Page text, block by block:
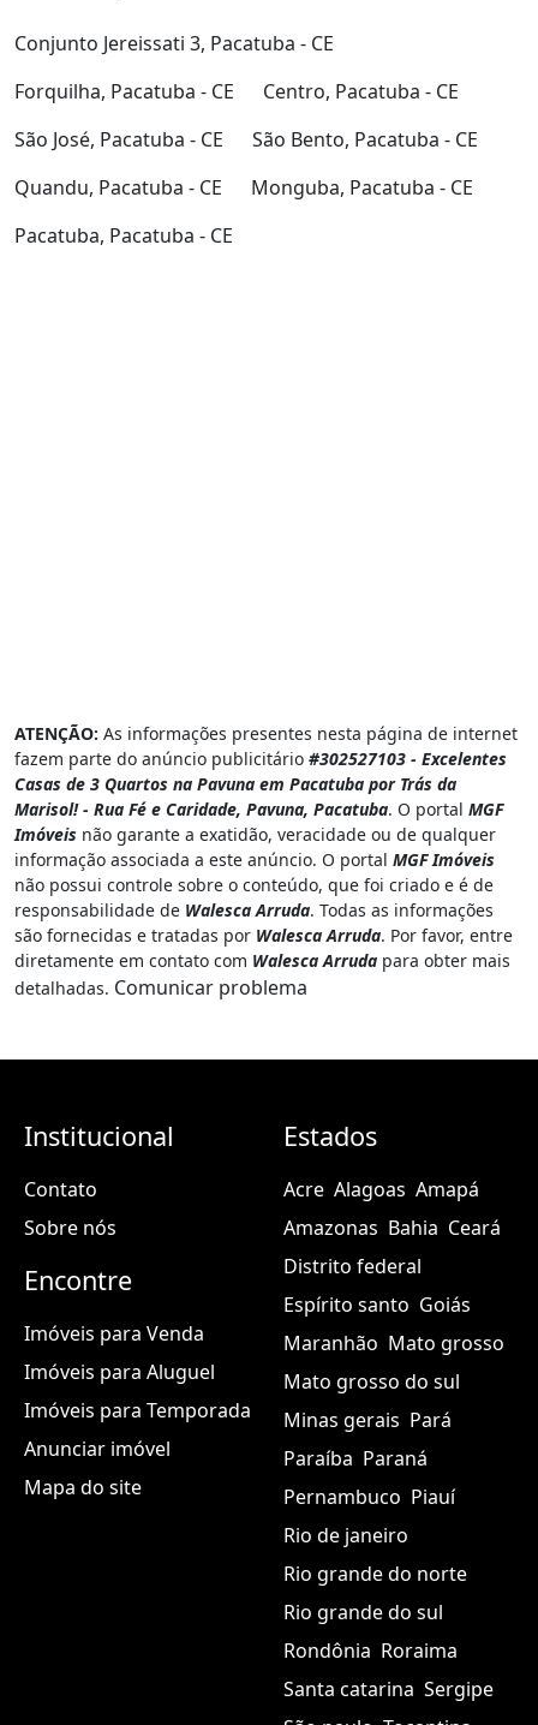
Conjunto Jereissati 3, Pacatuba - CE
Forquilha, Pacatuba - CE
Centro, Pacatuba - CE
São José, Pacatuba - CE
São Bento, Pacatuba - CE
Quandu, Pacatuba - CE
Monguba, Pacatuba - CE
Pacatuba, Pacatuba - CE
ATENÇÃO: As informações presentes nesta página de internet
fazem parte do anúncio publicitário #302527103 - Excelentes
Casas de 3 Quartos na Pavuna em Pacatuba por Trás da
Marisol! - Rua Fé e Caridade, Pavuna, Pacatuba. O portal MGF
Imóveis não garante a exatidão, veracidade ou de qualquer
informação associada a este anúncio. O portal MGF Imóveis
não possui controle sobre o conteúdo, que foi criado e é de
responsabilidade de Walesca Arruda. Todas as informações
são fornecidas e tratadas por Walesca Arruda. Por favor, entre
diretamente em contato com Walesca Arruda para obter mais
detalhadas. Comunicar problema
Institucional
Contato
Sobre nós
Encontre
Imóveis para Venda
Imóveis para Aluguel
Imóveis para Temporada
Anunciar imóvel
Mapa do site
Estados
Acre Alagoas Amapá
Amazonas Bahia Ceará
Distrito federal
Espírito santo Goiás
Maranhão Mato grosso
Mato grosso do sul
Minas gerais Pará
Paraíba Paraná
Pernambuco Piauí
Rio de janeiro
Rio grande do norte
Rio grande do sul
Rondônia Roraima
Santa catarina Sergipe